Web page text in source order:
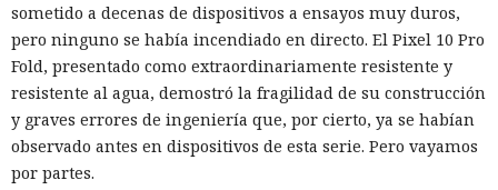
sometido a decenas de dispositivos a ensayos muy duros,
pero ninguno se había incendiado en directo. El Pixel 10 Pro
Fold, presentado como extraordinariamente resistente y
resistente al agua, demostró la fragilidad de su construcción
y graves errores de ingeniería que, por cierto, ya se habían
observado antes en dispositivos de esta serie. Pero vayamos
por partes.